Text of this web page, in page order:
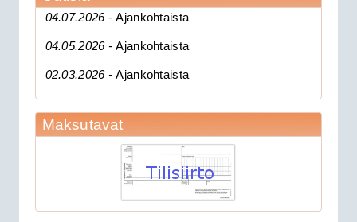
CAN 3903V autohälytin +
ultraääniliikeilmaisin DEI 509U
279.00€
CAN 3903V autohä...
04.07.2026 -Ajankohtaista
04.05.2026 -Ajankohtaista
02.03.2026 -Ajankohtaista
Maksutavat